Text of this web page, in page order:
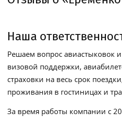
Наша
Решаем вопрос авиастыковок
визовой поддержки,
страховки на весь срок
проживания в гостиницах и
За время работы компании с